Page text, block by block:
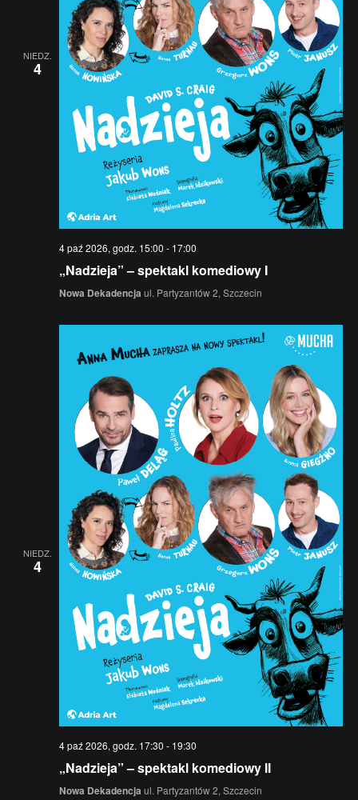
NIEDZ.
4
4 paź 2026, godz. 15:00 - 17:00
„Nadzieja” – spektakl komediowy I
Nowa Dekadencja ul. Partyzantów 2, Szczecin
NIEDZ.
4
4 paź 2026, godz. 17:30 - 19:30
„Nadzieja” – spektakl komediowy II
Nowa Dekadencja ul. Partyzantów 2, Szczecin